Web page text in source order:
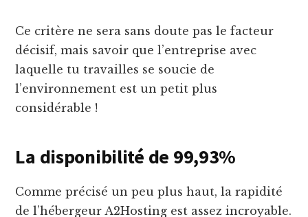
Ce critère ne sera sans doute pas le facteur
décisif, mais savoir que l’entreprise avec
laquelle tu travailles se soucie de
l’environnement est un petit plus
considérable !
La disponibilité de 99,93%
Comme précisé un peu plus haut, la rapidité
de l’hébergeur A2Hosting est assez incroyable.